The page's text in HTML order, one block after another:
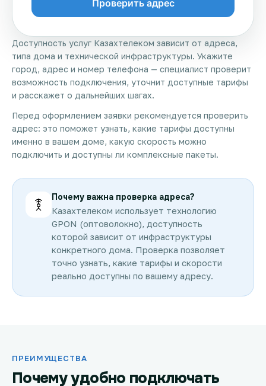
Доступность услуг Казахтелеком зависит от адреса,
типа дома и технической инфраструктуры. Укажите
город, адрес и номер телефона — специалист проверит
возможность подключения, уточнит доступные тарифы
и расскажет о дальнейших шагах.
Перед оформлением заявки рекомендуется проверить
адрес: это поможет узнать, какие тарифы доступны
именно в вашем доме, какую скорость можно
подключить и доступны ли комплексные пакеты.
Почему важна проверка адреса?
Казахтелеком использует технологию
GPON (оптоволокно), доступность
которой зависит от инфраструктуры
конкретного дома. Проверка позволяет
точно узнать, какие тарифы и скорости
реально доступны по вашему адресу.
ПРЕИМУЩЕСТВА
Почему удобно подключать